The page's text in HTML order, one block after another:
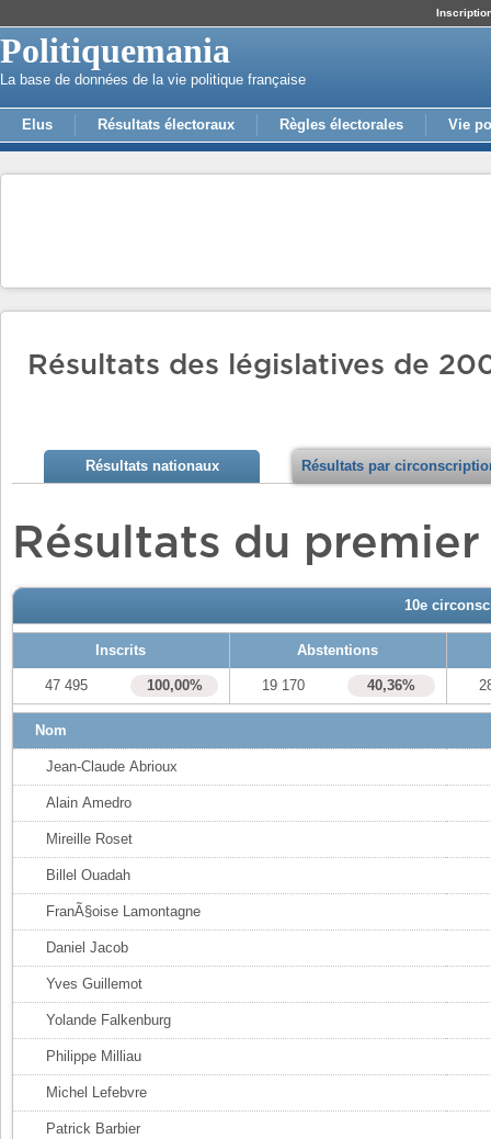
Politiquemania
La base de données de la vie politique française
Elus Résultats électoraux Règles électorales Vie
Résultats des législatives de
Résultats nationaux Résultats par
Résultats du
10e
Inscrits Abstentions
47 495 100,00% 19 170 40,36%
Nom
Jean-Claude Abrioux
Alain Amedro
Mireille Roset
Billel Ouadah
FranÃ§oise Lamontagne
Daniel Jacob
Yves Guillemot
Yolande Falkenburg
Philippe Milliau
Michel Lefebvre
Patrick Barbier